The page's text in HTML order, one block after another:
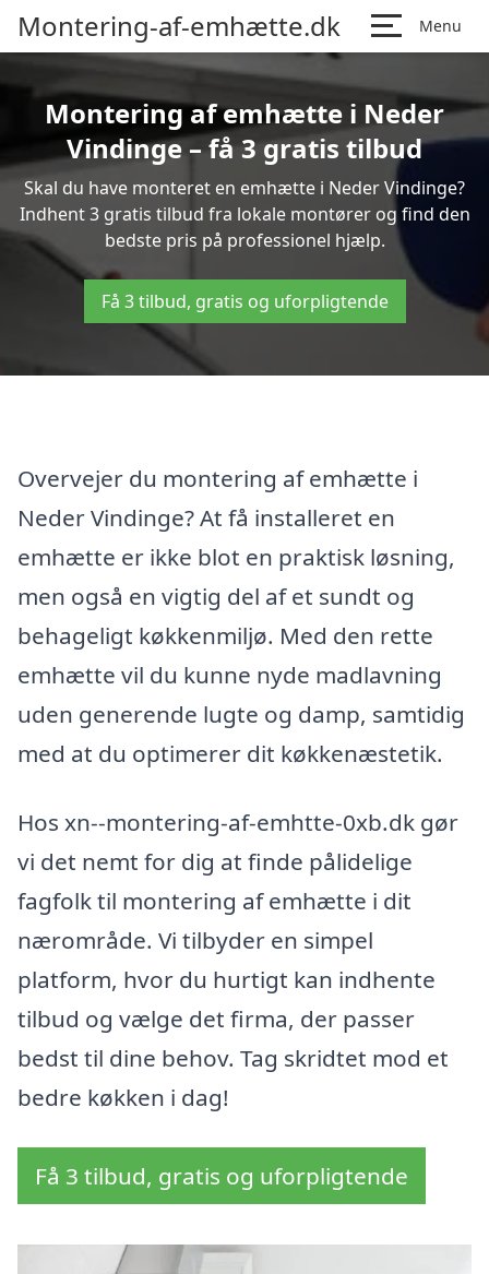
Montering-af-emhætte.dk Menu
Montering af emhætte i Neder
Vindinge – få 3 gratis tilbud
Skal du have monteret en emhætte i Neder Vindinge?
Indhent 3 gratis tilbud fra lokale montører og find den
bedste pris på professionel hjælp.
Få 3 tilbud, gratis og uforpligtende
Overvejer du montering af emhætte i
Neder Vindinge? At få installeret en
emhætte er ikke blot en praktisk løsning,
men også en vigtig del af et sundt og
behageligt køkkenmiljø. Med den rette
emhætte vil du kunne nyde madlavning
uden generende lugte og damp, samtidig
med at du optimerer dit køkkenæstetik.
Hos xn--montering-af-emhtte-0xb.dk gør
vi det nemt for dig at finde pålidelige
fagfolk til montering af emhætte i dit
nærområde. Vi tilbyder en simpel
platform, hvor du hurtigt kan indhente
tilbud og vælge det firma, der passer
bedst til dine behov. Tag skridtet mod et
bedre køkken i dag!
Få 3 tilbud, gratis og uforpligtende